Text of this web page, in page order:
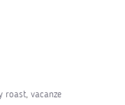
roast, vacanze